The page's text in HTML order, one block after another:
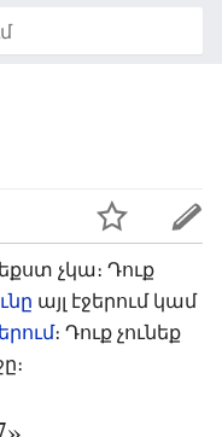
չկա։ Դուք
այլ էջերում կամ
։ Դուք չունեք